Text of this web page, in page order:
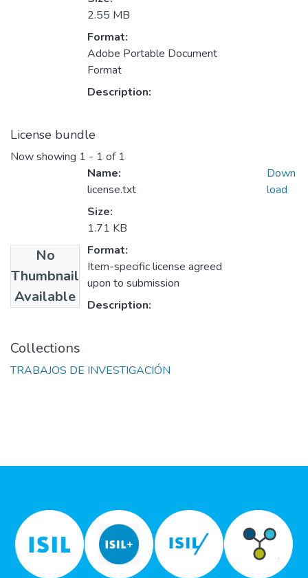
2.55 MB
Format:
Adobe Portable Document
Format
Description:
License bundle
Now showing 1 - 1 of 1
No
Thumbnail
Available
Name:
license.txt
Size:
1.71 KB
Format:
Item-specific license agreed
upon to submission
Description:
Down
load
Collections
TRABAJOS DE INVESTIGACIÓN